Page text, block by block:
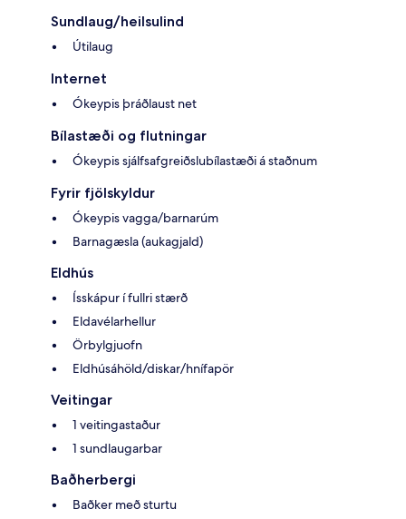
Sundlaug/heilsulind
Útilaug
Internet
Ókeypis þráðlaust net
Bílastæði og flutningar
Ókeypis sjálfsafgreiðslubílastæði á staðnum
Fyrir fjölskyldur
Ókeypis vagga/barnarúm
Barnagæsla (aukagjald)
Eldhús
Ísskápur í fullri stærð
Eldavélarhellur
Örbylgjuofn
Eldhúsáhöld/diskar/hnífapör
Veitingar
1 veitingastaður
1 sundlaugarbar
Baðherbergi
Baðker með sturtu